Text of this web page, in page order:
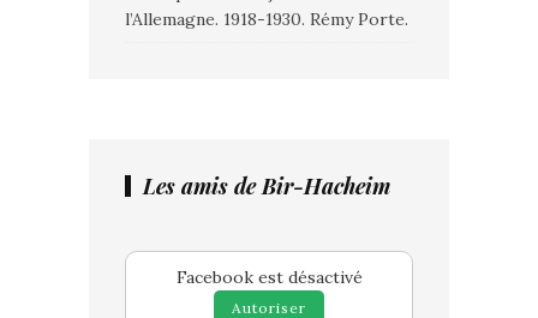
l’Allemagne. 1918-1930. Rémy Porte.
Les amis de Bir-Hacheim
Facebook est désactivé
Autoriser